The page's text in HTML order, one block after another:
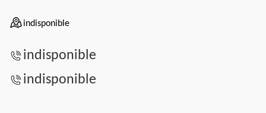
indisponible
indisponible
indisponible